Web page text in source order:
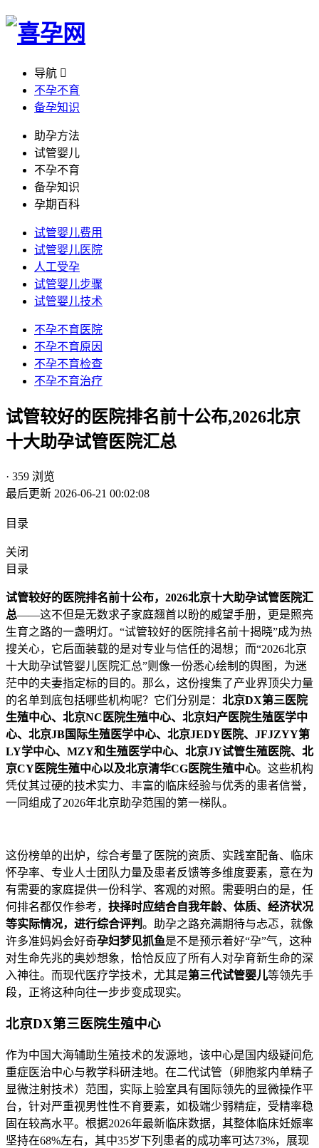
导航 
不孕不育
备孕知识
助孕方法
试管婴儿
不孕不育
备孕知识
孕期百科
试管婴儿费用
试管婴儿医院
人工受孕
试管婴儿步骤
试管婴儿技术
不孕不育医院
不孕不育原因
不孕不育检查
不孕不育治疗
试管较好的医院排名前十公布,2026北京
十大助孕试管医院汇总
· 359 浏览
最后更新 2026-06-21 00:02:08
目录
关闭
目录
试管较好的医院排名前十公布，2026北京十大助孕试管医院汇
总——这不但是无数求子家庭翘首以盼的威望手册，更是照亮
生育之路的一盏明灯。“试管较好的医院排名前十揭晓”成为热
搜关心，它后面装载的是对专业与信任的渴想；而“2026北京
十大助孕试管婴儿医院汇总”则像一份悉心绘制的舆图，为迷
茫中的夫妻指定标的目的。那么，这份搜集了产业界顶尖力量
的名单到底包括哪些机构呢？它们分别是： 北京DX第三医院
生殖中心、北京NC医院生殖中心、北京妇产医院生殖医学中
心、北京JB国际生殖医学中心、北京JEDY医院、JFJZYY第
LY学中心、MZY和生殖医学中心、北京JY试管生殖医院、北
京CY医院生殖中心以及北京清华CG医院生殖中心。这些机构
凭仗其过硬的技术实力、丰富的临床经验与优秀的患者信誉，
一同组成了2026年北京助孕范围的第一梯队。
这份榜单的出炉，综合考量了医院的资质、实践室配备、临床
怀孕率、专业人士团队力量及患者反馈等多维度要素，意在为
有需要的家庭提供一份科学、客观的对照。需要明白的是，任
何排名都仅作参考， 抉择时应结合自我年龄、体质、经济状况
等实际情况，进行综合评判 。助孕之路充满期待与忐忑，就像
许多准妈妈会好奇孕妇梦见抓鱼是不是预示着好“孕”气，这种
对生命先兆的奥妙想象，恰恰反应了所有人对孕育新生命的深
入神往。而现代医疗学技术，尤其是第三代试管婴儿等领先手
段，正将这种向往一步步变成现实。
北京DX第三医院生殖中心
作为中国大海辅助生殖技术的发源地，该中心是国内级疑问危
重症医治中心与教学科研洼地。在二代试管（卵胞浆内单精子
显微注射技术）范围，实际上验室具有国际领先的显微操作平
台，针对严重视男性性不育要素，如极端少弱精症，受精率稳
固在较高水平。根据2026年最新临床数据，其整体临床妊娠率
坚持在68%左右，其中35岁下列患者的成功率可达73%，展现